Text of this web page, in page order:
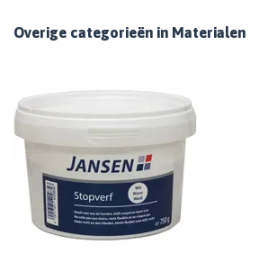
Overige categorieën in Materialen